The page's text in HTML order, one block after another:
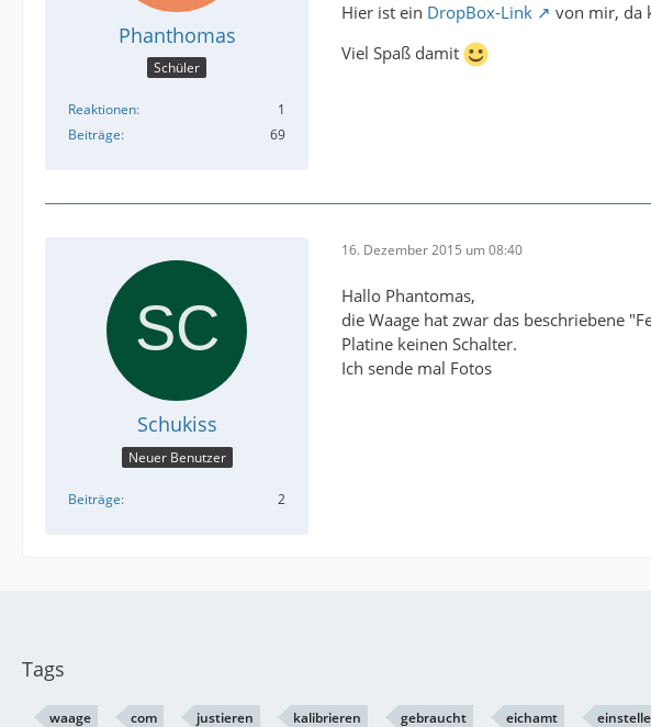
Phanthomas
Schüler
Reaktionen
1
Beiträge
69
Hier ist ein DropBox-Link
von mir, da
Viel Spaß damit
Schukiss
Neuer Benutzer
Beiträge 2
16. Dezember 2015 um 08:40
Hallo Phantomas,
die Waage hat zwar das beschriebene
Platine keinen Schalter.
Ich sende mal Fotos
Tags
waage com justieren kalibrieren gebraucht eichamt